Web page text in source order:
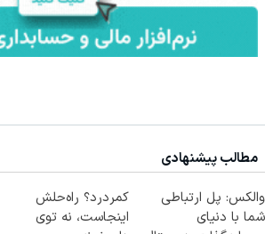
مطالب پیشنهادی
والکس: پل ارتباطی
شما با دنیای
کمردرد؟ راه‌حلش
اینجاست، نه توی